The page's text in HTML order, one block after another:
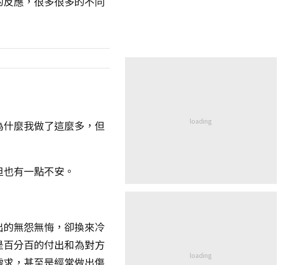
麼我做了這麼多，但
有一點不安。
無怨無悔，卻換來冷
分百的付出和為對方